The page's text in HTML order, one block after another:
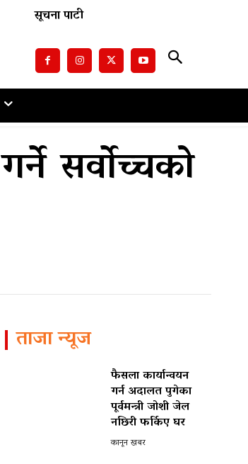
सूचना पाटी
सर्वाेच्चको
ताजा न्यूज
फैसला कार्यान्वयन
गर्न अदालत पुगेका
पूर्वमन्त्री जोशी जेल
नछिरी फर्किए घर
कानून खबर